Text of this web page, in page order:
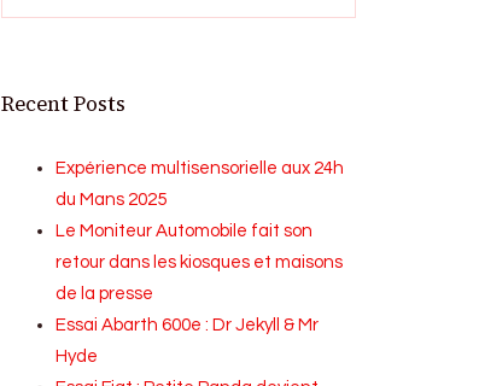
Recent Posts
Expérience multisensorielle aux 24h
du Mans 2025
Le Moniteur Automobile fait son
retour dans les kiosques et maisons
de la presse
Essai Abarth 600e : Dr Jekyll & Mr
Hyde